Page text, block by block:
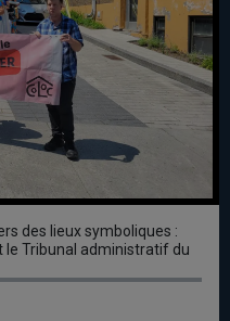
des lieux symboliques :
le Tribunal administratif du